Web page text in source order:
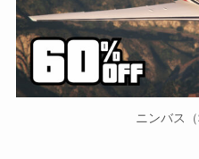
ニンバス